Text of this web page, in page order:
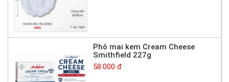
Phô mai kem Cream Cheese
Smithfield 227g
58.000 đ